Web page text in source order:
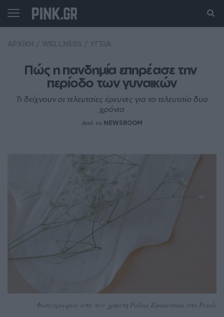
Πώς η πανδημία επηρέασε την
περίοδο των γυναικών
Τι δείχνουν οι τελευταίες έρευνες για τα τελευταία δυο
χρόνια
Από το NEWSROOM
Φωτογραφία από τον χρήστη Polina Zimmerman στο Pexels